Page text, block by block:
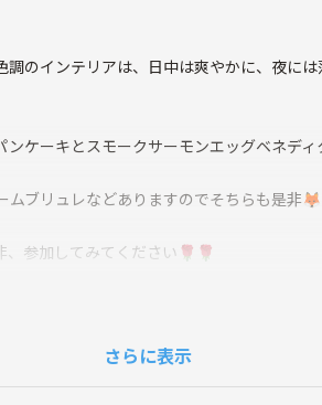
のインテリアは、日中は爽やかに、夜に
ンケーキとスモークサーモンエッグベネデ
ムブリュレなどありますのでそちらも是非
、参加してみてください🌹🌹
さらに表示